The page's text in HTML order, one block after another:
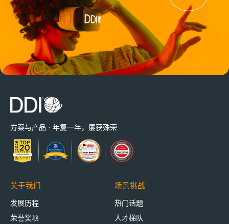
方案与产品 · 年复一年，屡获殊荣
关于我们
发展历程
荣誉奖项
场景挑战
热门话题
人才梯队